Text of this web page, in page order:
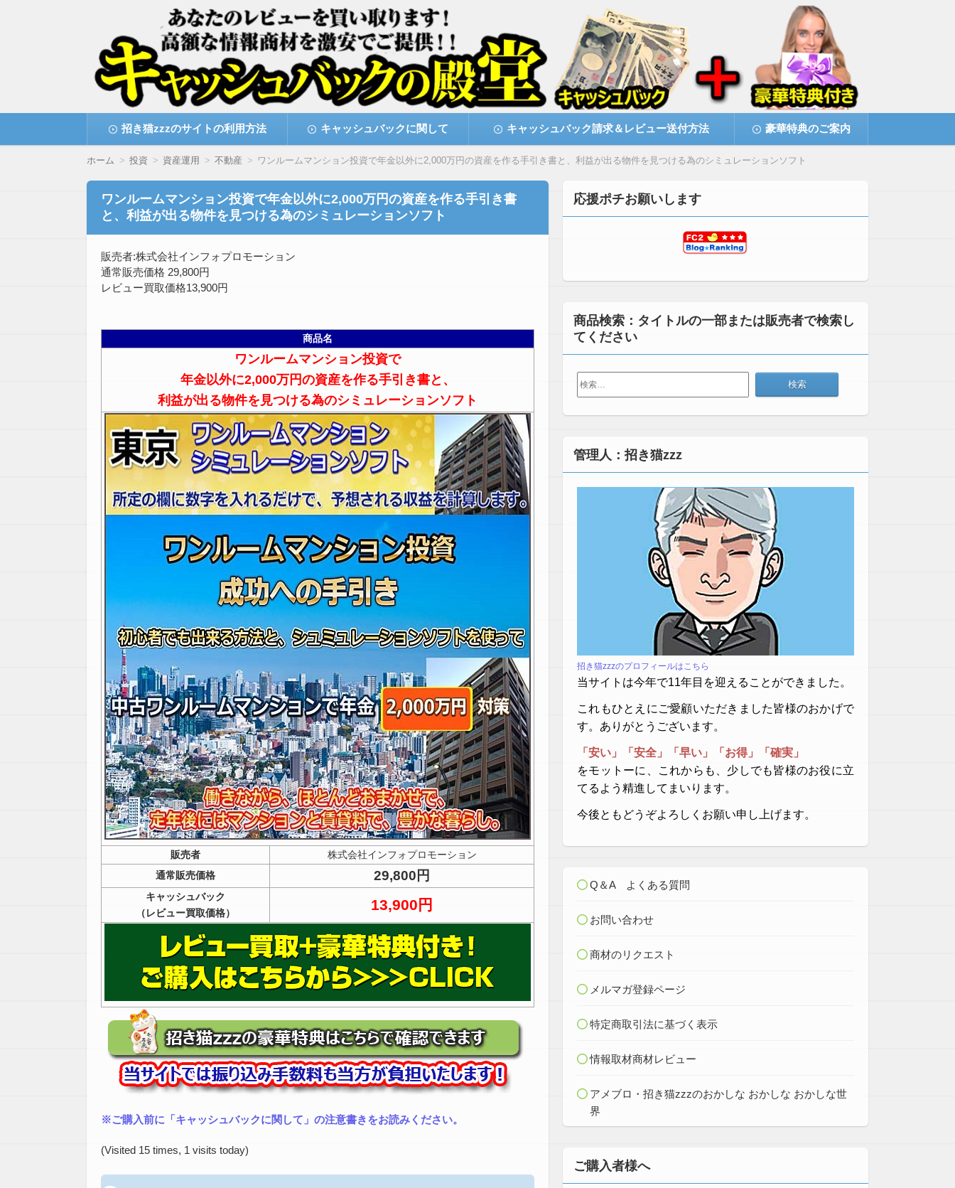
情報商材激安サイト・キャッシュバックの殿堂
高額な情報商材をレビューを買い取ることで激安で購入できます
テ
招き猫zzzのサイトの利用方法 キャッシュバックに関して キャッシュバック請求＆レビュー送付方法 豪華特典のご案内
ホーム 投資 資産運用 不動産 ワンルームマンション投資で年金以外に2,000万円の資産を作る手引き書と、利益が出る物件を見つける為のシミュレーションソフト
ワンルームマンション投資で年金以外に2,000万円の資産を作る手引き書
と、利益が出る物件を見つける為のシミュレーションソフト
販売者:株式会社インフォプロモーション
通常販売価格 29,800円
レビュー買取価格13,900円
商品名
ワンルームマンション投資で
年金以外に2,000万円の資産を作る手引き書と、
利益が出る物件を見つける為のシミュレーションソフト
販売者
株式会社インフォプロモーション
通常販売価格
29,800円
キャッシュバック
（レビュー買取価格）
13,900円
※ご購入前に「キャッシュバックに関して」の注意書きをお読みください。
(Visited 15 times, 1 visits today)
応援ポチお願いします
商品検索：タイトルの一部または販売者で検索し
てください
検
索:
管理人：招き猫zzz
招き猫zzzのプロフィールはこちら
当サイトは今年で11年目を迎えることができました。
これもひとえにご愛顧いただきました皆様のおかげで
す。ありがとうございます。
「安い」「安全」「早い」「お得」「確実」
をモットーに、これからも、少しでも皆様のお役に立
てるよう精進してまいります。
今後ともどうぞよろしくお願い申し上げます。
Q＆A よくある質問
お問い合わせ
商材のリクエスト
メルマガ登録ページ
特定商取引法に基づく表示
情報取材商材レビュー
アメブロ・招き猫zzzのおかしな おかしな おかしな世
界
ご購入者様へ